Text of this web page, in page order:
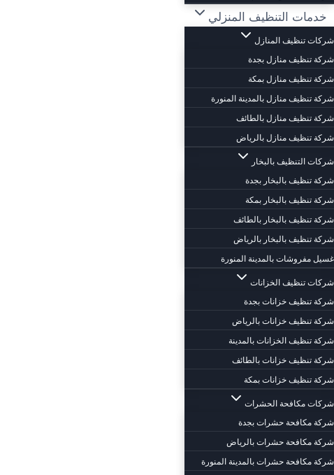
خدمات التنظيف المنزلي
شركات تنظيف المنازل
شركة تنظيف منازل بجدة
شركة تنظيف منازل بمكة
شركة تنظيف منازل بالمدينة المنورة
شركة تنظيف منازل بالطائف
شركة تنظيف منازل بالرياض
شركات التنظيف بالبخار
شركة تنظيف بالبخار بجدة
شركة تنظيف بالبخار بمكة
شركة تنظيف بالبخار بالطائف
شركة تنظيف بالبخار بالرياض
غسيل مفروشات بالمدينة المنورة
شركات تنظيف الخزانات
شركة تنظيف خزانات بجدة
شركة تنظيف خزانات بالرياض
شركة تنظيف الخزانات بالمدينة
شركة تنظيف خزانات بالطائف
شركة تنظيف خزانات بمكة
شركات مكافحة الحشرات
شركة مكافحة حشرات بجدة
شركة مكافحة حشرات بالرياض
شركة مكافحة حشرات بالمدينة المنورة